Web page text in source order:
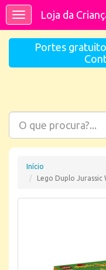
ToggleLoja da
Portes
Início
Lego Duplo Jurassic